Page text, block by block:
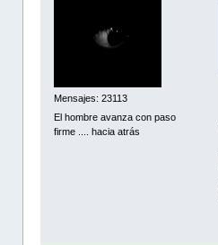
Mensajes: 23113
El hombre avanza con paso
firme .... hacia atrás